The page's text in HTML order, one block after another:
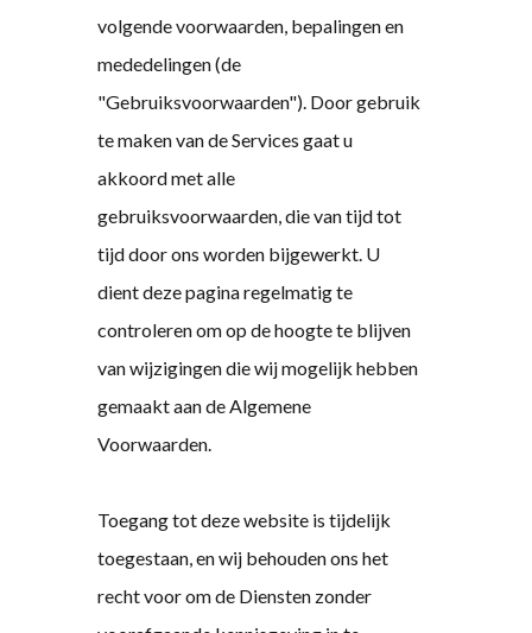
volgende voorwaarden, bepalingen en
mededelingen (de
"Gebruiksvoorwaarden"). Door gebruik
te maken van de Services gaat u
akkoord met alle
gebruiksvoorwaarden, die van tijd tot
tijd door ons worden bijgewerkt. U
dient deze pagina regelmatig te
controleren om op de hoogte te blijven
van wijzigingen die wij mogelijk hebben
gemaakt aan de Algemene
Voorwaarden.
Toegang tot deze website is tijdelijk
toegestaan, en wij behouden ons het
recht voor om de Diensten zonder